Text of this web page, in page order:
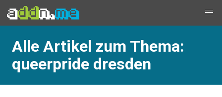
Alle Artikel zum Thema:
queerpride dresden